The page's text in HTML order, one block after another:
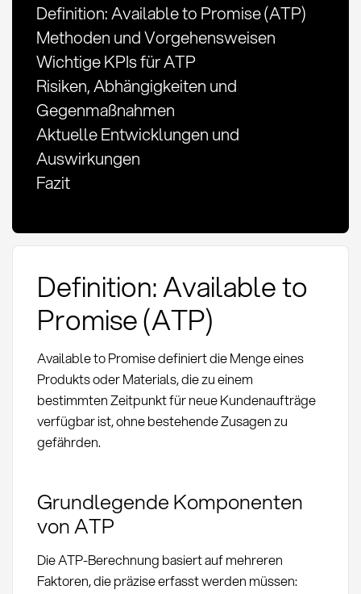
Definition: Available to Promise (ATP)
Methoden und Vorgehensweisen
Wichtige KPIs für ATP
Risiken, Abhängigkeiten und
Gegenmaßnahmen
Aktuelle Entwicklungen und
Auswirkungen
Fazit
Definition: Available to
Promise (ATP)
Available to Promise definiert die Menge eines
Produkts oder Materials, die zu einem
bestimmten Zeitpunkt für neue Kundenaufträge
verfügbar ist, ohne bestehende Zusagen zu
gefährden.
Grundlegende Komponenten
von ATP
Die ATP-Berechnung basiert auf mehreren
Faktoren, die präzise erfasst werden müssen: